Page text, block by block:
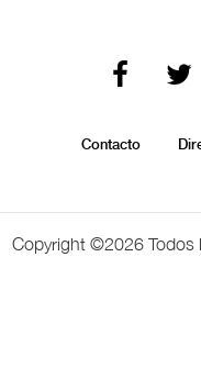
Contacto
Copyright ©2026 Todos